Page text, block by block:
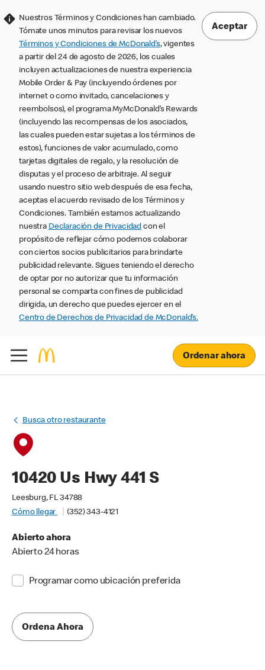
Nuestros Términos y Condiciones han cambiado.
Tómate unos minutos para revisar los nuevos
Términos y Condiciones de McDonald’s, vigentes
a partir del 24 de agosto de 2026, los cuales
incluyen actualizaciones de nuestra experiencia
Mobile Order & Pay (incluyendo órdenes por
internet o como invitado, cancelaciones y
reembolsos), el programa MyMcDonald’s Rewards
(incluyendo las recompensas de los asociados,
las cuales pueden estar sujetas a los términos de
estos), funciones de valor acumulado, como
tarjetas digitales de regalo, y la resolución de
disputas y el proceso de arbitraje. Al seguir
usando nuestro sitio web después de esa fecha,
aceptas el acuerdo revisado de los Términos y
Condiciones. También estamos actualizando
nuestra Declaración de Privacidad con el
propósito de reflejar cómo podemos colaborar
con ciertos socios publicitarios para brindarte
publicidad relevante. Sigues teniendo el derecho
de optar por no autorizar que tu información
personal se comparta con fines de publicidad
dirigida, un derecho que puedes ejercer en el
Centro de Derechos de Privacidad de McDonald’s.
Aceptar
Ordenar ahora
Busca otro restaurante
10420 Us Hwy 441 S
Leesburg, FL 34788
Cómo llegar
(352) 343-4121
Abierto ahora
Abierto 24 horas
Programar como ubicación preferida
Ordena Ahora